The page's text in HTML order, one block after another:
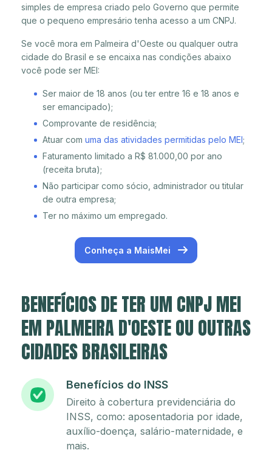
simples de empresa criado pelo Governo que permite
que o pequeno empresário tenha acesso a um CNPJ.
Se você mora em Palmeira d'Oeste ou qualquer outra
cidade do Brasil e se encaixa nas condições abaixo
você pode ser MEI:
Ser maior de 18 anos (ou ter entre 16 e 18 anos e
ser emancipado);
Comprovante de residência;
Atuar com uma das atividades permitidas pelo MEI;
Faturamento limitado a R$ 81.000,00 por ano
(receita bruta);
Não participar como sócio, administrador ou titular
de outra empresa;
Ter no máximo um empregado.
Conheça a MaisMei
BENEFÍCIOS DE TER UM CNPJ MEI
EM PALMEIRA D'OESTE OU OUTRAS
CIDADES BRASILEIRAS
Benefícios do INSS
Direito à cobertura previdenciária do
INSS, como: aposentadoria por idade,
auxílio-doença, salário-maternidade, e
mais.